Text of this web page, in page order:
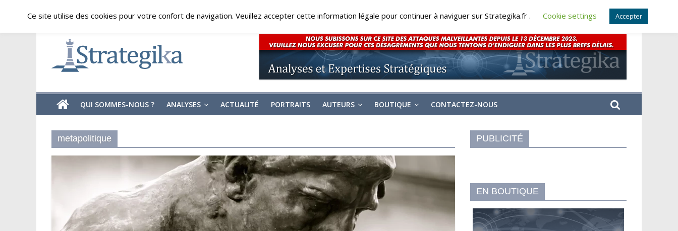
content
samedi, août 8, 2026
Strategika
Expertise
Analyses
géostratégiques
QUI SOMMES-NOUS ? ANALYSES ACTUALITÉ PORTRAITS AUTEURS BOUTIQUE CONTACTEZ-NOUS
metapolitique PUBLICITÉ
EN BOUTIQUE
Ce site utilise des cookies pour votre confort de navigation. Veuillez accepter cette information légale pour continuer à naviguer sur Strategika.fr . Cookie settings Accepter